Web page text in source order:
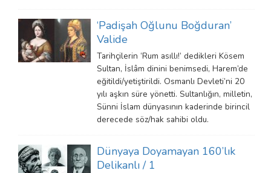
‘Padişah Oğlunu Boğduran’
Valide
Tarihçilerin ‘Rum asıllı!’ dedikleri Kösem
Sultan, İslâm dinini benimsedi, Harem’de
eğitildi/yetiştirildi. Osmanlı Devleti’ni 20
yılı aşkın süre yönetti. Sultanlığın, milletin,
Sünni İslam dünyasının kaderinde birincil
derecede söz/hak sahibi oldu.
Dünyaya Doyamayan 160’lık
Delikanlı / 1